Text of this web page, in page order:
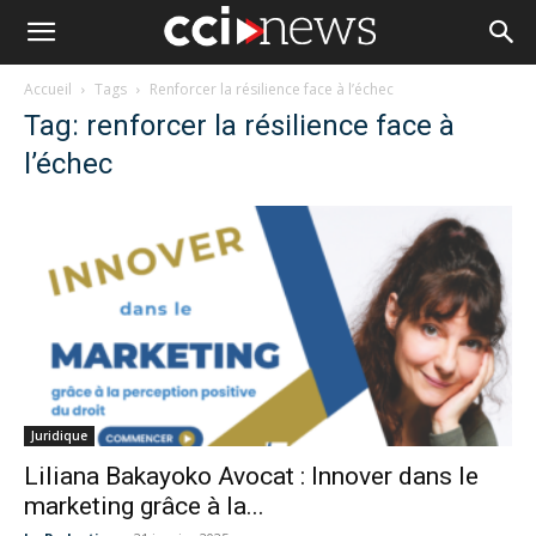
Accueil Tags Renforcer la résilience face à l’échec
Tag: renforcer la résilience face à
l’échec
Juridique
Liliana Bakayoko Avocat : Innover dans le
marketing grâce à la...